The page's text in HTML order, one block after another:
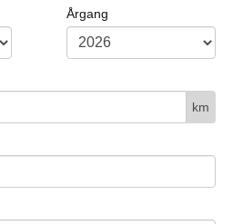
Årgang
km